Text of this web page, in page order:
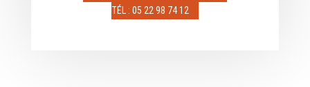
TÉL : 05 22 98 74 12